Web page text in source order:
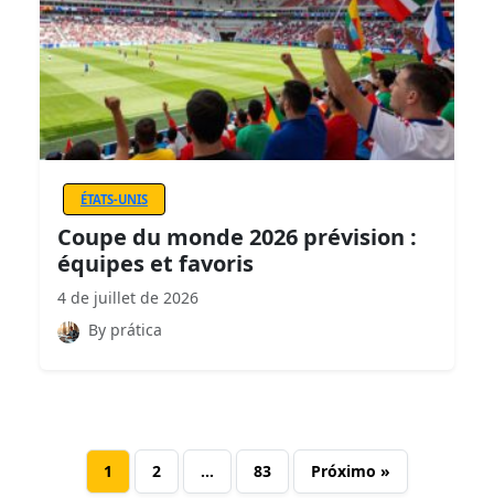
ÉTATS-UNIS
Coupe du monde 2026 prévision :
équipes et favoris
4 de juillet de 2026
By prática
1 2 … 83 Próximo »